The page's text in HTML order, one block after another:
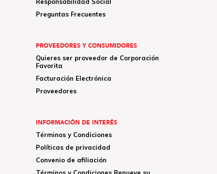
Responsabilidad Social
Preguntas Frecuentes
PROVEEDORES Y CONSUMIDORES
Quieres ser proveedor de Corporación
Favorita
Facturación Electrónica
Proveedores
INFORMACIÓN DE INTERÉS
Términos y Condiciones
Políticas de privacidad
Convenio de afiliación